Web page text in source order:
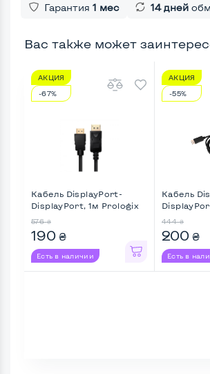
Гарантия 1 мес 14 дней
Вас также может
АКЦИЯ
-67%
Кабель DisplayPort-
DisplayPort, 1м Prologix
576 ₴
190 ₴
Есть в наличии
АКЦИЯ
-55%
Кабель
444 ₴
200 ₴
Есть в